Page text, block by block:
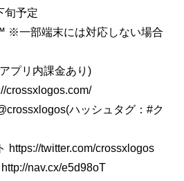
旬予定
※一部端末には対応しない場合
プリ内課金あり)
crossxlogos.com/
ハッシュタグ：#ク
https://twitter.com/crossxlogos
nav.cx/e5d98oT